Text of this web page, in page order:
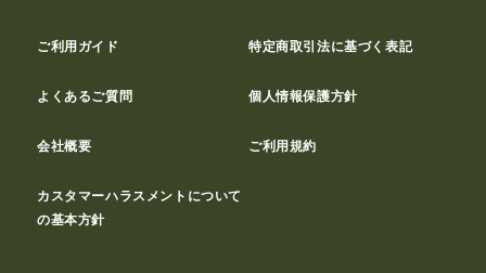
ご利用ガイド 特定商取引法に基づく表記
よくあるご質問 個人情報保護方針
会社概要 ご利用規約
カスタマーハラスメントについて
の基本方針